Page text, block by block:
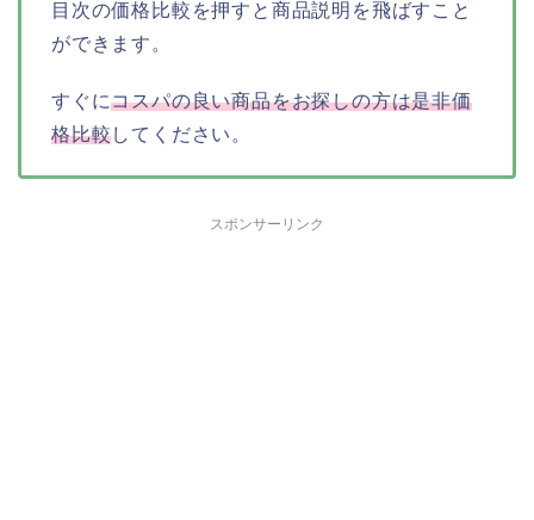
目次の価格比較を押すと商品説明を飛ばすこと
ができます。
すぐにコスパの良い商品をお探しの方は是非価
格比較してください。
スポンサーリンク